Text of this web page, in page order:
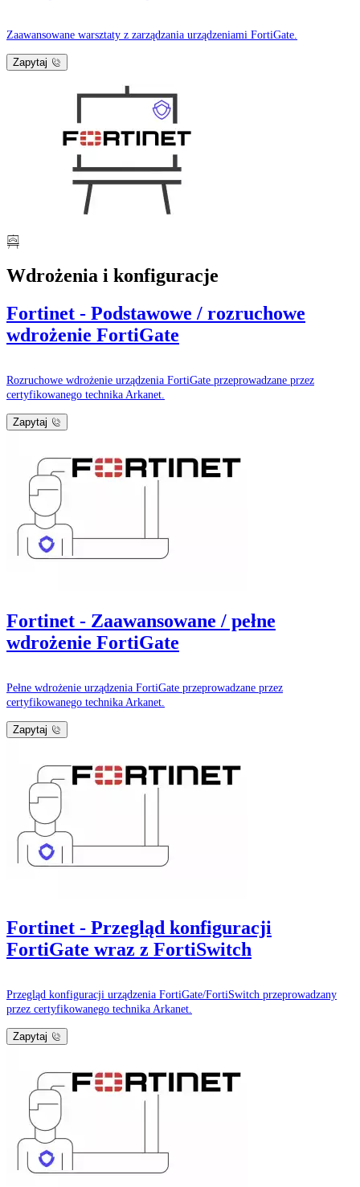
Zaawansowane warsztaty z zarządzania urządzeniami FortiGate.
Zapytaj
Wdrożenia i konfiguracje
Fortinet - Podstawowe / rozruchowe
wdrożenie FortiGate
Rozruchowe wdrożenie urządzenia FortiGate przeprowadzane przez
certyfikowanego technika Arkanet.
Zapytaj
Fortinet - Zaawansowane / pełne
wdrożenie FortiGate
Pełne wdrożenie urządzenia FortiGate przeprowadzane przez
certyfikowanego technika Arkanet.
Zapytaj
Fortinet - Przegląd konfiguracji
FortiGate wraz z FortiSwitch
Przegląd konfiguracji urządzenia FortiGate/FortiSwitch przeprowadzany
przez certyfikowanego technika Arkanet.
Zapytaj